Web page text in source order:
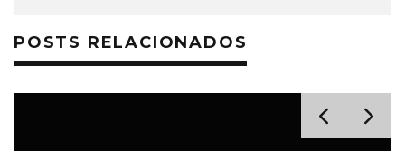
POSTS RELACIONADOS